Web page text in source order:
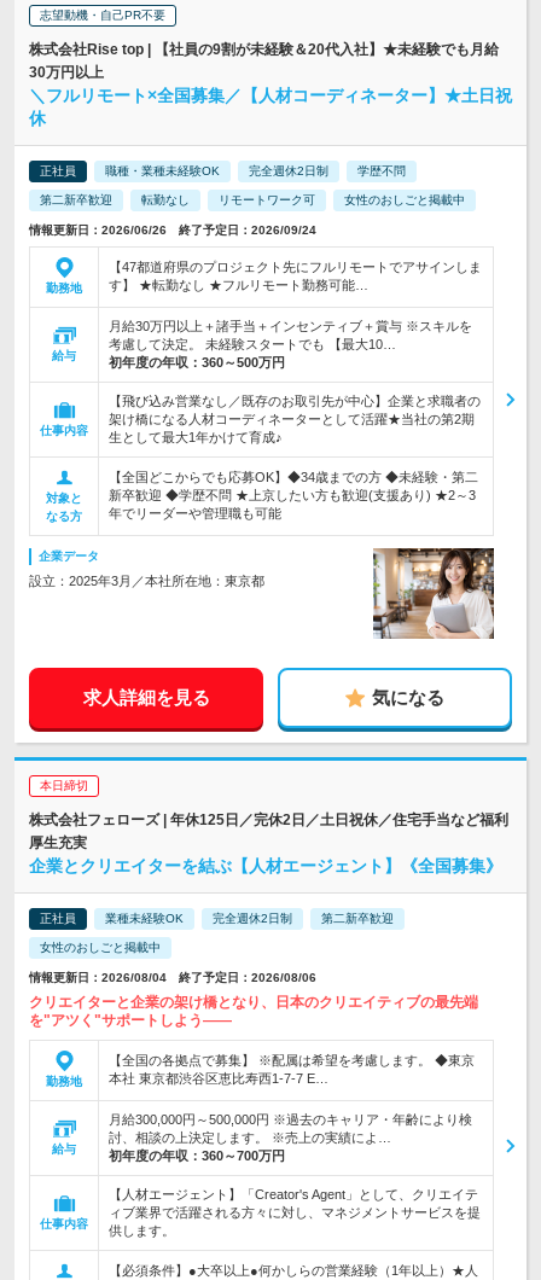
志望動機・自己PR不要
株式会社Rise top | 【社員の9割が未経験＆20代入社】★未経験でも月給
30万円以上
＼フルリモート×全国募集／【人材コーディネーター】★土日祝
休
正社員 職種・業種未経験OK 完全週休2日制 学歴不問
第二新卒歓迎 転勤なし リモートワーク可 女性のおしごと掲載中
情報更新日：2026/06/26 終了予定日：2026/09/24
勤務地
【47都道府県のプロジェクト先にフルリモートでアサインしま
す】 ★転勤なし ★フルリモート勤務可能…
給与
月給30万円以上＋諸手当＋インセンティブ＋賞与 ※スキルを
考慮して決定。 未経験スタートでも 【最大10…
初年度の年収： 360～500万円
仕事内容
【飛び込み営業なし／既存のお取引先が中心】企業と求職者の
架け橋になる人材コーディネーターとして活躍★当社の第2期
生として最大1年かけて育成♪
対象と
なる方
【全国どこからでも応募OK】◆34歳までの方 ◆未経験・第二
新卒歓迎 ◆学歴不問 ★上京したい方も歓迎(支援あり) ★2～3
年でリーダーや管理職も可能
企業データ
設立：2025年3月／本社所在地：東京都
求人詳細を見る 気になる
本日締切
株式会社フェローズ | 年休125日／完休2日／土日祝休／住宅手当など福利
厚生充実
企業とクリエイターを結ぶ【人材エージェント】《全国募集》
正社員 業種未経験OK 完全週休2日制 第二新卒歓迎
女性のおしごと掲載中
情報更新日：2026/08/04 終了予定日：2026/08/06
クリエイターと企業の架け橋となり、日本のクリエイティブの最先端
を"アツく"サポートしよう――
勤務地
【全国の各拠点で募集】 ※配属は希望を考慮します。 ◆東京
本社 東京都渋谷区恵比寿西1-7-7 E…
給与
月給300,000円～500,000円 ※過去のキャリア・年齢により検
討、相談の上決定します。 ※売上の実績によ…
初年度の年収： 360～700万円
仕事内容
【人材エージェント】「Creator's Agent」として、クリエイテ
ィブ業界で活躍される方々に対し、マネジメントサービスを提
供します。
【必須条件】●大卒以上●何かしらの営業経験（1年以上）★人